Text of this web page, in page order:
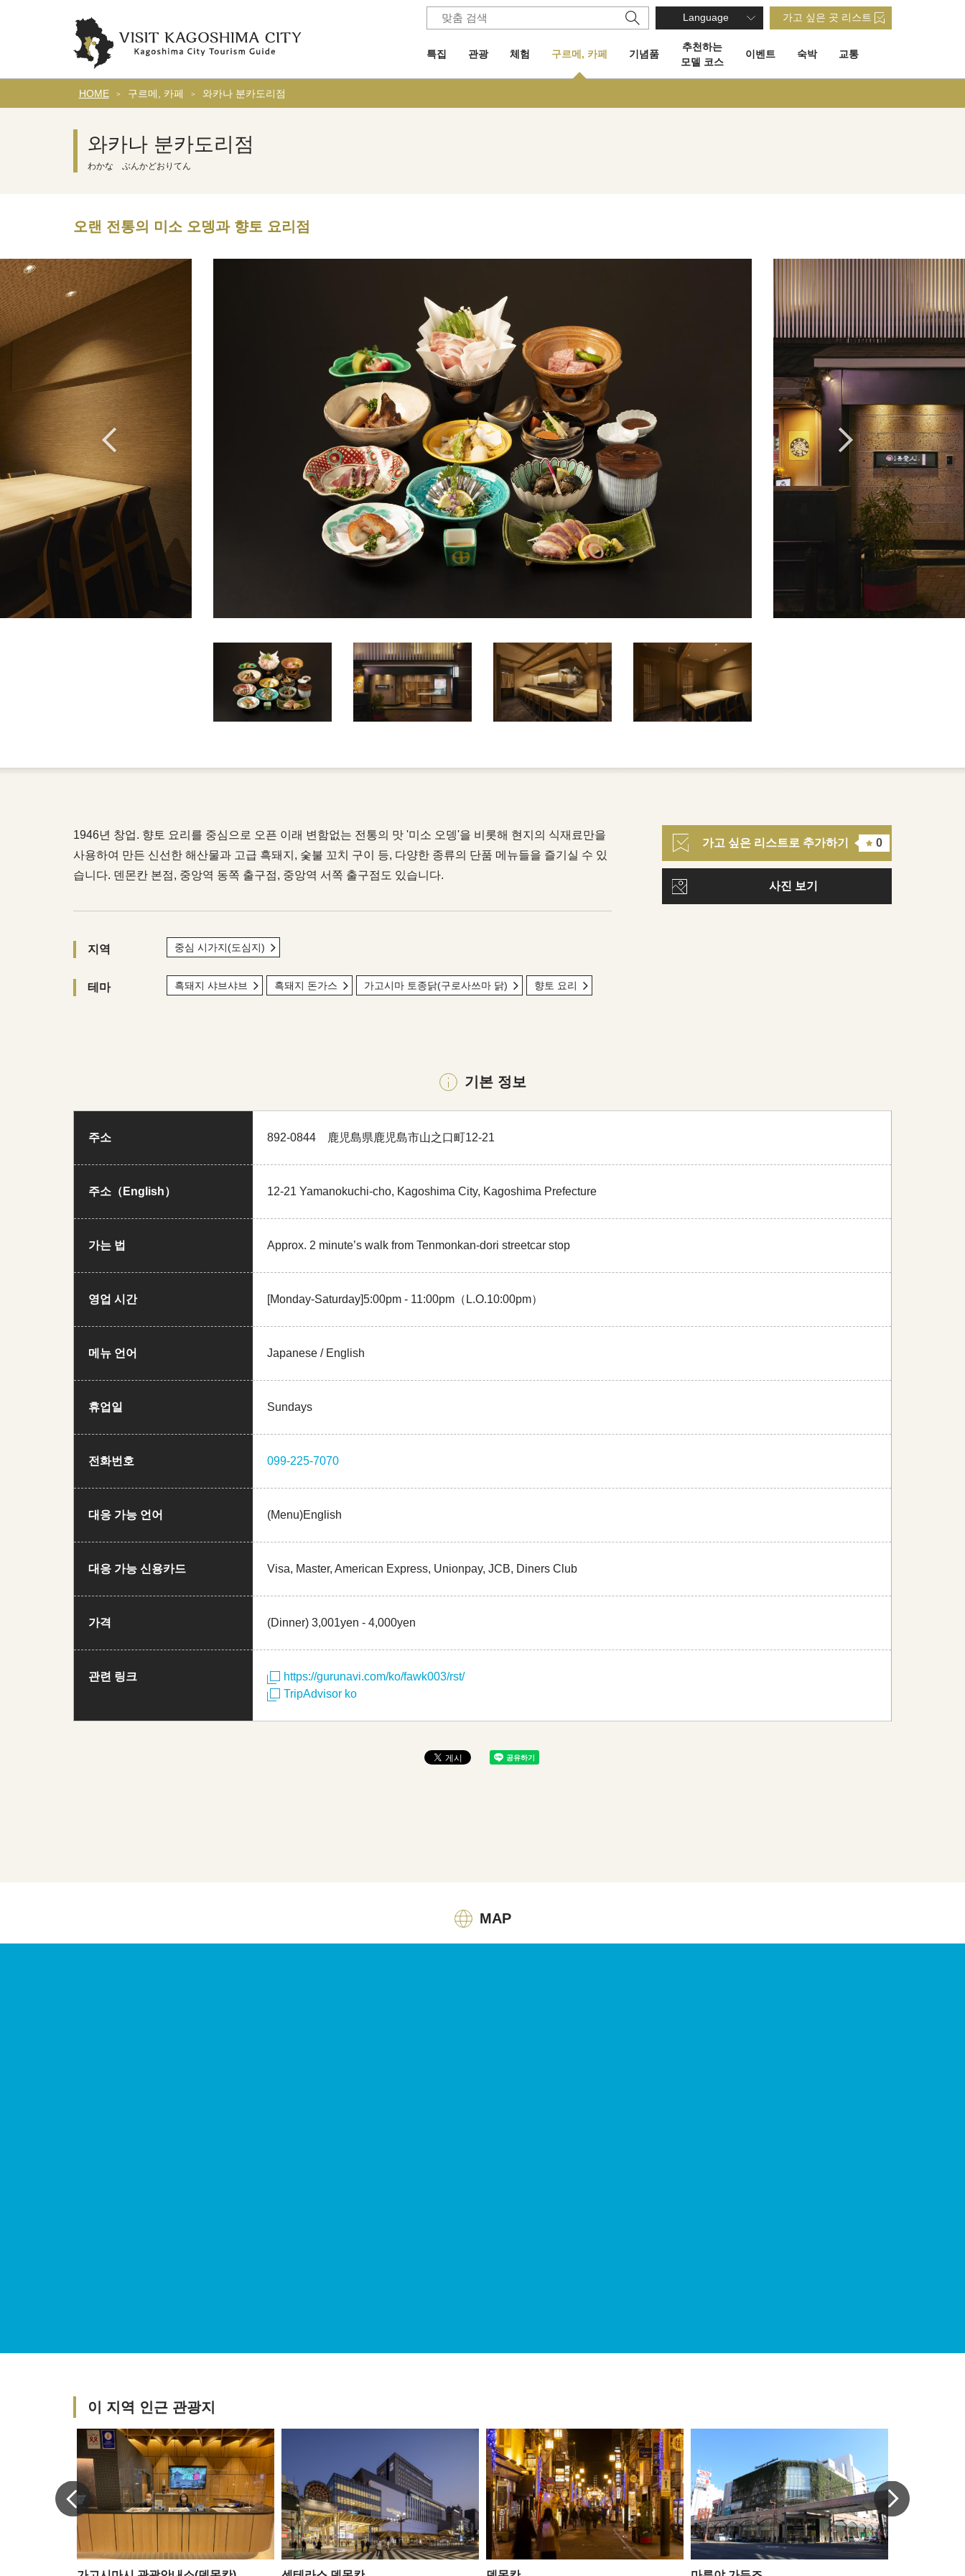
Language 가고 싶은 곳 리스트
특집 관광 체험 구르메, 카페 기념품
추천하는
모델 코스
이벤트 숙박 교통
HOME 구르메, 카페 와카나 분카도리점
와카나 분카도리점
わかな ぶんかどおりてん
오랜 전통의 미소 오뎅과 향토 요리점
1946년 창업. 향토 요리를 중심으로 오픈 이래 변함없는 전통의 맛 '미소 오뎅'을 비롯해 현지의 식재료만을
사용하여 만든 신선한 해산물과 고급 흑돼지, 숯불 꼬치 구이 등, 다양한 종류의 단품 메뉴들을 즐기실 수 있
습니다. 덴몬칸 본점, 중앙역 동쪽 출구점, 중앙역 서쪽 출구점도 있습니다.
지역 중심 시가지(도심지)
테마 흑돼지 샤브샤브 흑돼지 돈가스 가고시마 토종닭(구로사쓰마 닭) 향토 요리
가고 싶은 리스트로 추가하기 0
사진 보기
기본 정보
주소 892-0844 鹿児島県鹿児島市山之口町12-21
주소（English） 12-21 Yamanokuchi-cho, Kagoshima City, Kagoshima Prefecture
가는 법 Approx. 2 minute’s walk from Tenmonkan-dori streetcar stop
영업 시간 [Monday-Saturday]5:00pm - 11:00pm（L.O.10:00pm）
메뉴 언어 Japanese / English
휴업일 Sundays
전화번호 099-225-7070
대응 가능 언어 (Menu)English
대응 가능 신용카드 Visa, Master, American Express, Unionpay, JCB, Diners Club
가격 (Dinner) 3,001yen - 4,000yen
관련 링크
https://gurunavi.com/ko/fawk003/rst/
TripAdvisor ko
MAP
이 지역 인근 관광지